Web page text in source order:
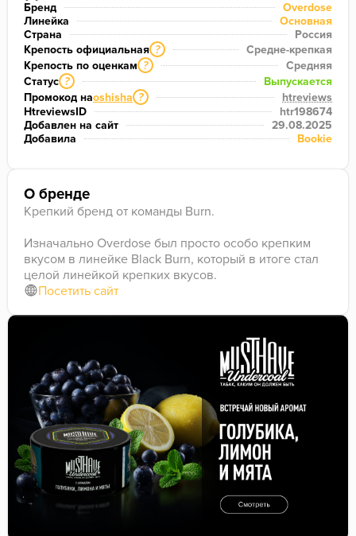
Бренд
Overdose
Линейка
Основная
Страна
Россия
Крепость официальная ?
Средне-крепкая
Крепость по оценкам ?
Средняя
Статус ?
Выпускается
Промокод наoshisha ?
htreviews
HtreviewsID
htr198674
Добавлен на сайт
29.08.2025
Добавила
Bookie
О бренде
Крепкий бренд от команды Burn.
Изначально Overdose был просто особо крепким
вкусом в линейке Black Burn, который в итоге стал
целой линейкой крепких вкусов.
Посетить сайт